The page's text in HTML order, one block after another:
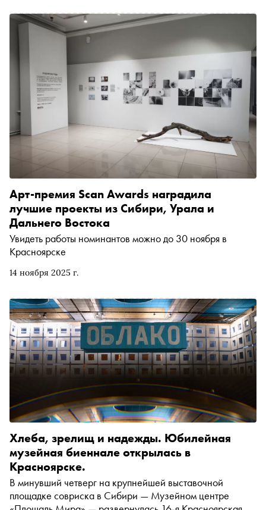
14 ноября 2025 г.
Арт-премия Scan Awards наградила
лучшие проекты из Сибири, Урала и
Дальнего Востока
Увидеть работы номинантов можно до 30 ноября в
Красноярске
Хлеба, зрелищ и надежды. Юбилейная
музейная биеннале открылась в
Красноярске.
В минувший четверг на крупнейшей выставочной
площадке совриска в Сибири — Музейном центре